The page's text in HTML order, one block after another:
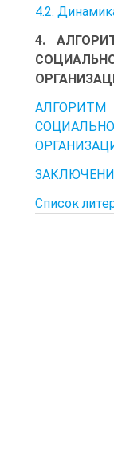
4.2.
4.
Список